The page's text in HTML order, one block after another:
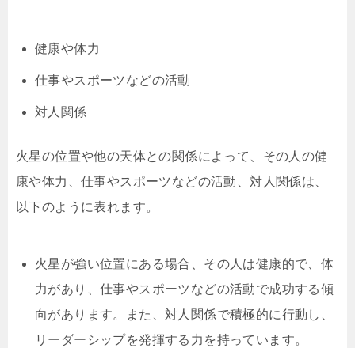
健康や体力
仕事やスポーツなどの活動
対人関係
火星の位置や他の天体との関係によって、その人の健
康や体力、仕事やスポーツなどの活動、対人関係は、
以下のように表れます。
火星が強い位置にある場合、その人は健康的で、体
力があり、仕事やスポーツなどの活動で成功する傾
向があります。また、対人関係で積極的に行動し、
リーダーシップを発揮する力を持っています。